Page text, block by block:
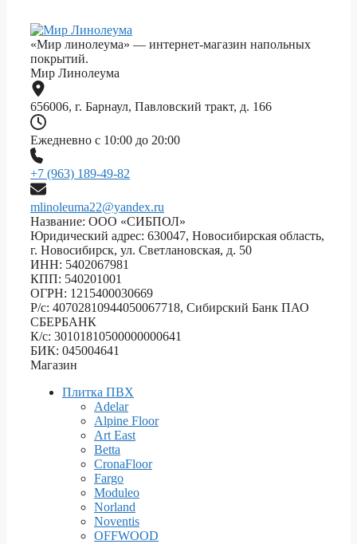
«Мир линолеума» — интернет-магазин напольных
покрытий.
Мир Линолеума
656006, г. Барнаул, Павловский тракт, д. 166
Ежедневно с 10:00 до 20:00
+7 (963) 189-49-82
mlinoleuma22@yandex.ru
Название: ООО «СИБПОЛ»
Юридический адрес: 630047, Новосибирская область,
г. Новосибирск, ул. Светлановская, д. 50
ИНН: 5402067981
КПП: 540201001
ОГРН: 1215400030669
Р/с: 40702810944050067718, Сибирский Банк ПАО
СБЕРБАНК
К/с: 30101810500000000641
БИК: 045004641
Магазин
Плитка ПВХ
Adelar
Alpine Floor
Art East
Betta
CronaFloor
Fargo
Moduleo
Norland
Noventis
OFFWOOD